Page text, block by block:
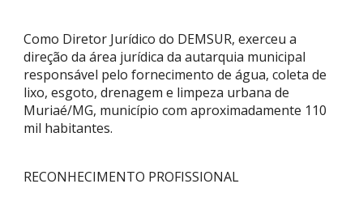
Como Diretor Jurídico do DEMSUR, exerceu a
direção da área jurídica da autarquia municipal
responsável pelo fornecimento de água, coleta de
lixo, esgoto, drenagem e limpeza urbana de
Muriaé/MG, município com aproximadamente 110
mil habitantes.
RECONHECIMENTO PROFISSIONAL